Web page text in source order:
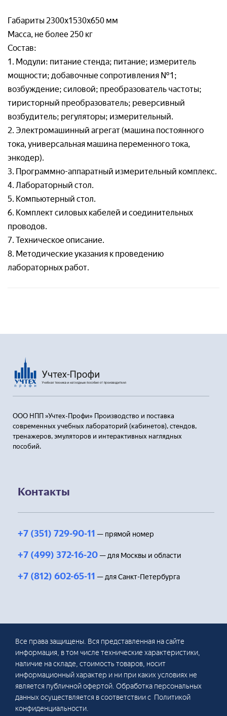
Габариты 2300х1530х650 мм
Масса, не более 250 кг
Состав:
1. Модули: питание стенда; питание; измеритель
мощности; добавочные сопротивления №1;
возбуждение; силовой; преобразователь частоты;
тиристорный преобразователь; реверсивный
возбудитель; регуляторы; измерительный.
2. Электромашинный агрегат (машина постоянного
тока, универсальная машина переменного тока,
энкодер).
3. Программно-аппаратный измерительный комплекс.
4. Лабораторный стол.
5. Компьютерный стол.
6. Комплект силовых кабелей и соединительных
проводов.
7. Техническое описание.
8. Методические указания к проведению
лабораторных работ.
ООО НПП »Учтех-Профи» Производство и поставка
современных учебных лабораторий (кабинетов), стендов,
тренажеров, эмуляторов и интерактивных наглядных
пособий.
Контакты
+7 (351) 729-90-11 — прямой номер
+7 (499) 372-16-20 — для Москвы и области
+7 (812) 602-65-11 — для Санкт-Петербурга
Все права защищены. Вся представленная на сайте
информация, в том числе технические характеристики,
наличие на складе, стоимость товаров, носит
информационный характер и ни при каких условиях не
является публичной офертой. Обработка персональных
данных осуществляется в соответствии с Политикой
конфиденциальности.
Номер телефон *
Отправляя заявку, я соглашаюсь с
Пользовательским соглашением
Ваш вопрос:*
Отправляя заявку, я соглашаюсь с
Пользовательским соглашением
Адрес доставки*
Отправляя заявку, я соглашаюсь с
Пользовательским соглашением